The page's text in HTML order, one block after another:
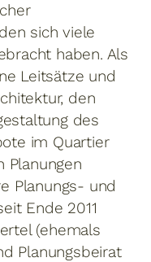
sich viele
haben. Als
Leitsätze und
den
des
im Quartier
Planungen
Planungs- und
Ende 2011
(ehemals
Planungsbeirat